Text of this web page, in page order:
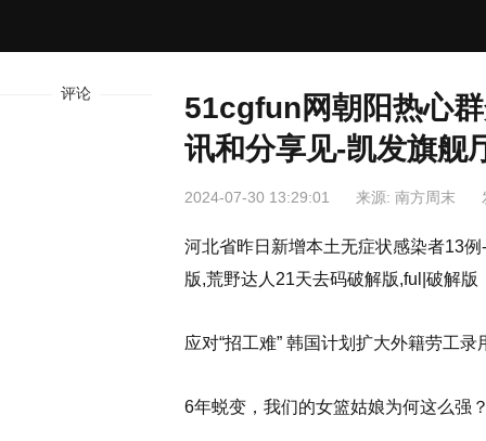
评论
51cgfun网朝阳热心
讯和分享见-凯发旗舰
2024-07-30 13:29:01 来源: 南方周末
河北省昨日新增本土无症状感染者13
版,荒野达人21天去码破解版,ful|破解版
应对“招工难” 韩国计划扩大外籍劳工
6年蜕变，我们的女篮姑娘为何这么强